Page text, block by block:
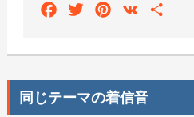
FacebookTwitterPinterest
VK
同じテーマの着信音